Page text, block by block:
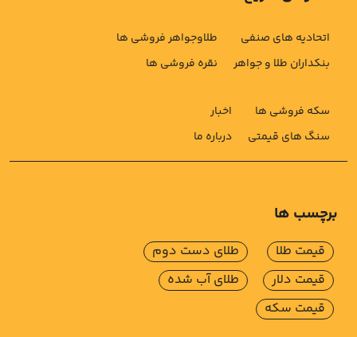
اتحادیه های صنفی
بنکداران طلا و جواهر
طلاوجواهر فروشی ها
نقره فروشی ها
سکه فروشی ها
سنگ های قیمتی
اخبار
درباره ما
برچسب ها
قیمت طلا
قیمت دلار
قیمت سکه
طلای دست دوم
طلای آب شده